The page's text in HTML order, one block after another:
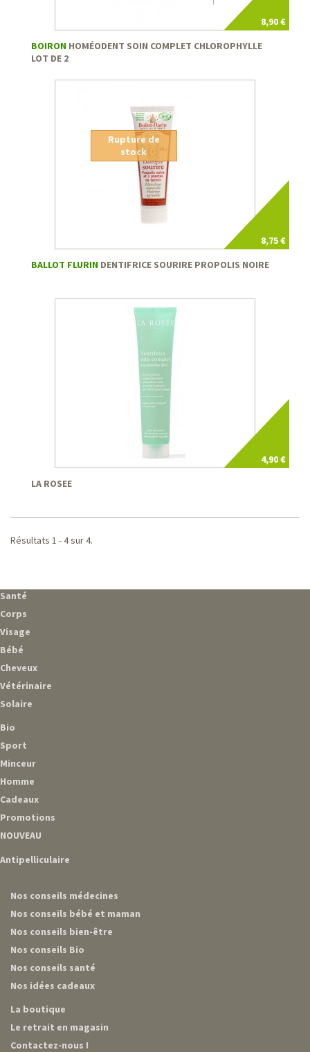
8,90 €
BOIRON HOMÉODENT SOIN COMPLET CHLOROPHYLLE
LOT DE 2
8,75 €
Rupture de
stock
BALLOT FLURIN DENTIFRICE SOURIRE PROPOLIS NOIRE
4,90 €
LA ROSEE
Résultats 1 - 4 sur 4.
Santé
Corps
Visage
Bébé
Cheveux
Vétérinaire
Solaire
Bio
Sport
Minceur
Homme
Cadeaux
Promotions
NOUVEAU
Antipelliculaire
Nos conseils médecines
Nos conseils bébé et maman
Nos conseils bien-être
Nos conseils Bio
Nos conseils santé
Nos idées cadeaux
La boutique
Le retrait en magasin
Contactez-nous !